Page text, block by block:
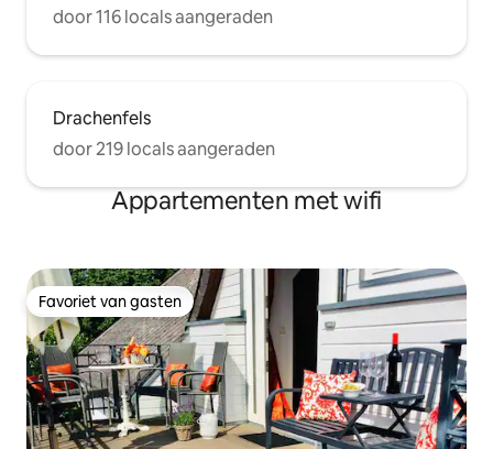
door 116 locals aangeraden
Drachenfels
door 219 locals aangeraden
Appartementen met wifi
Favoriet van gasten
Favoriet van gasten